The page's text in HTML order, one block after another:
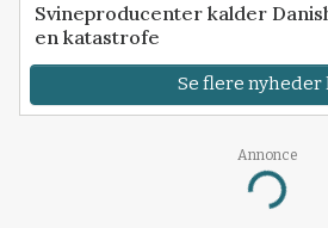
Svineproducenter kalder
en katastrofe
Se flere nyheder
Annonce
Loading...